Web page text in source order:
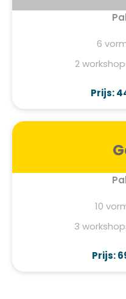
6
2
Prijs:
10
3
Prijs: